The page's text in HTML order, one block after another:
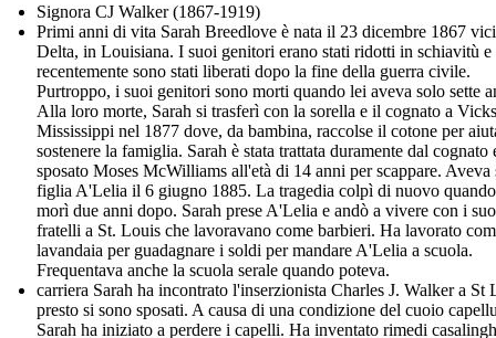
Signora CJ Walker (1867-1919)
Primi anni di vita Sarah Breedlove è nata il 23 dicembre 1867
Delta, in Louisiana. I suoi genitori erano stati ridotti in schiavitù e
recentemente sono stati liberati dopo la fine della guerra civile.
Purtroppo, i suoi genitori sono morti quando lei aveva solo sette
Alla loro morte, Sarah si trasferì con la sorella e il cognato a
Mississippi nel 1877 dove, da bambina, raccolse il cotone per
sostenere la famiglia. Sarah è stata trattata duramente dal cognato
sposato Moses McWilliams all'età di 14 anni per scappare. Aveva
figlia A'Lelia il 6 giugno 1885. La tragedia colpì di nuovo
morì due anni dopo. Sarah prese A'Lelia e andò a vivere con i
fratelli a St. Louis che lavoravano come barbieri. Ha lavorato
lavandaia per guadagnare i soldi per mandare A'Lelia a scuola.
Frequentava anche la scuola serale quando poteva.
carriera Sarah ha incontrato l'inserzionista Charles J. Walker a St
presto si sono sposati. A causa di una condizione del cuoio
Sarah ha iniziato a perdere i capelli. Ha inventato rimedi